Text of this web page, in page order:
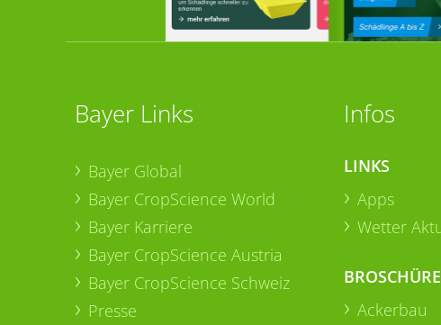
Bayer Links
Bayer Global
Bayer CropScience World
Bayer Karriere
Bayer CropScience Austria
Bayer CropScience Schweiz
Presse
Infos
LINKS
Apps
Wetter
Ackerbau